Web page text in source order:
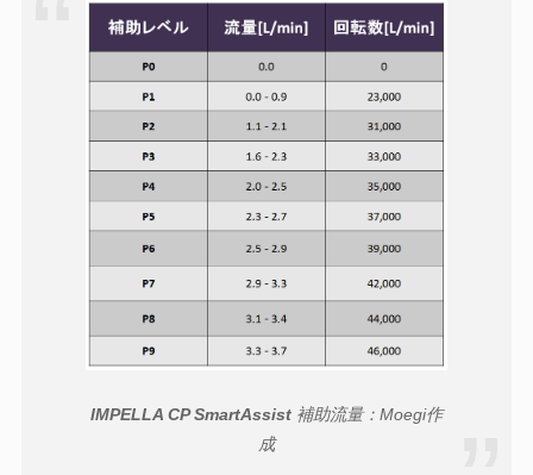
IMPELLA CP SmartAssist 補助流量：Moegi作
成